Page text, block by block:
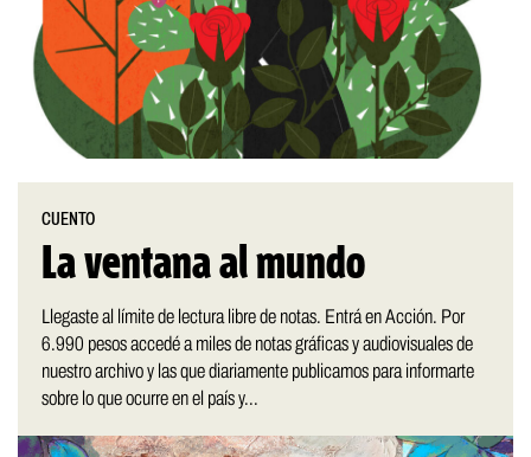
CUENTO
La ventana al mundo
Llegaste al límite de lectura libre de notas. Entrá en Acción. Por
6.990 pesos accedé a miles de notas gráficas y audiovisuales de
nuestro archivo y las que diariamente publicamos para informarte
sobre lo que ocurre en el país y...